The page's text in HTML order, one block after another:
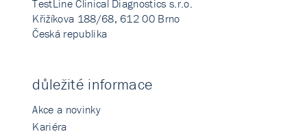
TestLine Clinical Diagnostics s.r.o.
Křižíkova 188/68, 612 00 Brno
Česká republika
důležité informace
Akce a novinky
Kariéra